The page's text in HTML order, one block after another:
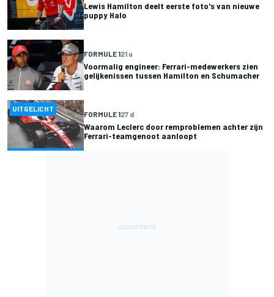
Lewis Hamilton deelt eerste foto's van nieuwe
puppy Halo
FORMULE 121 u
Voormalig engineer: Ferrari-medewerkers zien
gelijkenissen tussen Hamilton en Schumacher
UITGELICHT
FORMULE 127 d
Waarom Leclerc door remproblemen achter zijn
Ferrari-teamgenoot aanloopt